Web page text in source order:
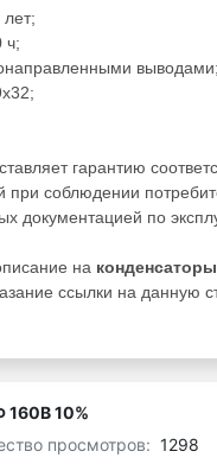
ч;
выводами;
гарантию
при соблюдении
документацией по
на
ссылки на данную
160В 10%
просмотров: 1298